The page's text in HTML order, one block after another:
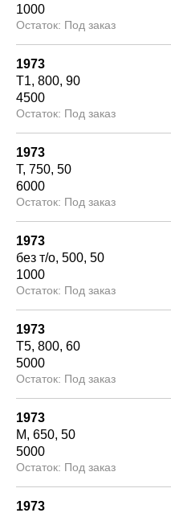
1000
Под заказ
1973
Т1 800 90
4500
Под заказ
1973
Т 750 50
6000
Под заказ
1973
без т/о 500 50
1000
Под заказ
1973
Т5 800 60
5000
Под заказ
1973
М 650 50
5000
Под заказ
1973